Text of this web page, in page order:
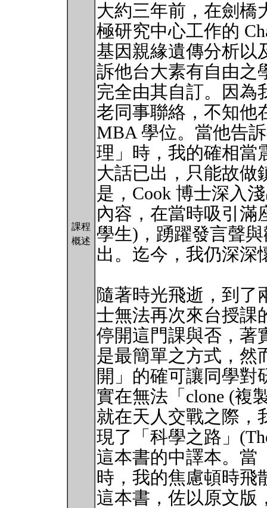
課程
概述
大約三年前，在劍橋
極研究中心工作的
基因親緣遺傳分析以
訴他台大素有自由之
完全由其自訂。因為
老同事聯絡，不知他
MBA 學位。當他告
理」時，我的確相當
大話已出，只能故做
是，Cook 博士深入
內容，在當時吸引滿
學生)，踴躍發言聲
出。迄今，我仍深深
隨著時光飛逝，到了
士無法再次來台授課
停開這門課與否，著
是最簡單之方式，然
開」的確可讓同學對
實在無法「clone (複
就在天人交戰之際，
現了「科學之路」
這本書的中譯本。當
時，我的焦慮頓時飛
這本書，佐以原文版